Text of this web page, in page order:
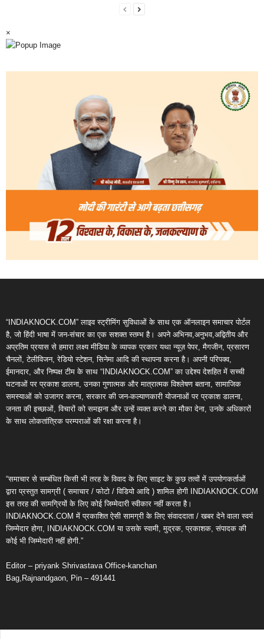
×
“INDIAKNOCK.COM” लाइव स्ट्रीमिंग सुविधाओं के साथ एक ऑनलाइन समाचार पोर्टल
है, जो हिंदी भाषा में जन-संचार का एक सशक्त स्तम्भ है। अपने अभिनव,अनुभव,अद्वितीय और
अप्रतिम प्रयास से हमारा लक्ष्य मीडिया के व्यापक प्रकार यथा न्यूज़ पेपर, मैगजीन, प्रसारण
चैनलों, टेलीविजन, रेडियो स्टेशन, सिनेमा आदि की स्थापना करना है। अपनी परिपक्व,
ईमानदार, और निष्पक्ष टीम के साथ “INDIAKNOCK.COM” का उद्देश्य देशहित में सच्ची
घटनाओं पर प्रकाश डालना, उनका गुणात्मक और मात्रात्मक विश्लेषण बताना, सामाजिक
समस्याओं को उजागर करना, सरकार की जन-कल्याणकारी योजनाओं पर प्रकाश डालना,
जनता की इच्छाओं, विचारों को समझना और उन्हें व्यक्त करने का मौका देना, उनके अधिकारों
के साथ लोकतांत्रिक परम्पराओं की रक्षा करना है।
“समाचार से सम्बंधित किसी भी तरह के विवाद के लिए साइट के कुछ तत्वों में उपयोगकर्ताओं
द्वारा प्रस्तुत सामग्री ( समाचार / फोटो / विडियो आदि ) शामिल होगी INDIAKNOCK.COM
इस तरह की सामग्रियों के लिए कोई जिम्मेदारी स्वीकार नहीं करता है।
INDIAKNOCK.COM में प्रकाशित ऐसी सामग्री के लिए संवाददाता / खबर देने वाला स्वयं
जिम्मेदार होगा, INDIAKNOCK.COM या उसके स्वामी, मुद्रक, प्रकाशक, संपादक की
कोई भी जिम्मेदारी नहीं होगी.”
Editor – priyank Shrivastava Office-kanchan
Bag,Rajnandgaon, Pin – 491441